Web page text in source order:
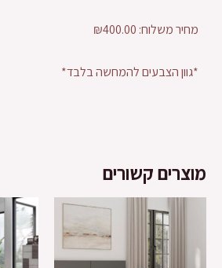
מחיר משלוח: ₪400.00
*גוון הצבעים להמחשה בלבד*
מוצרים קשורים